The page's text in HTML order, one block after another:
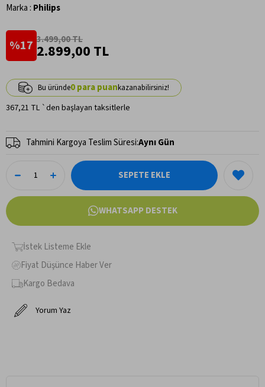
Marka : Philips
17 3.499,00 TL
2.899,00 TL
0
367,21 TL `den başlayan taksitlerle
Tahmini Kargoya Teslim Süresi:Aynı Gün
WHATSAPP DESTEK
İstek Listeme Ekle
Fiyat Düşünce Haber Ver
Kargo Bedava
Yorum Yaz